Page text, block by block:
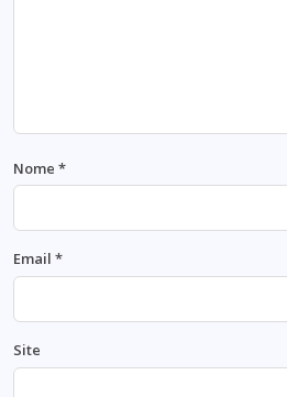
Nome *
Email *
Site